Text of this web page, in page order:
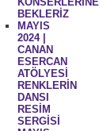
BEKLERİZ
MAYIS
2024 |
CANAN
ESERCAN
ATÖLYESİ
RENKLERİN
DANSI
RESİM
SERGİSİ